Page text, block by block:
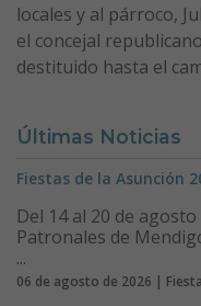
locales y al párroco,
el concejal
destituido hasta el
Últimas Noticias
Fiestas de la Asunción
Del 14 al 20 de
Patronales de
...
06 de agosto de 2026 |